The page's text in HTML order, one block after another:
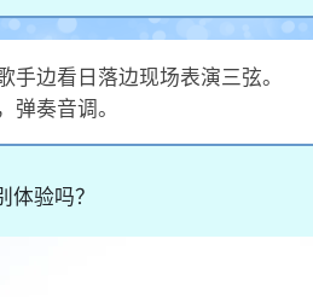
手边看日落边现场表演三弦。
奏音调。
验吗？